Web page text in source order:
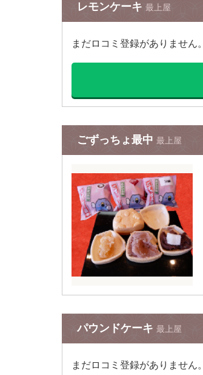
レモンケーキ 最上屋
まだロコミ登録がありません。
ごずっちょ最中 最上屋
パウンドケーキ 最上屋
まだロコミ登録がありません。